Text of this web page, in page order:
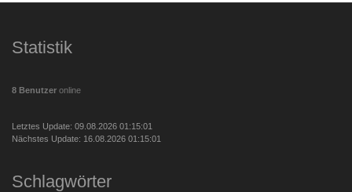
Statistik
8 Benutzer online
Letztes Update: 09.08.2026 01:15:01
Nächstes Update: 16.08.2026 01:15:01
Schlagwörter